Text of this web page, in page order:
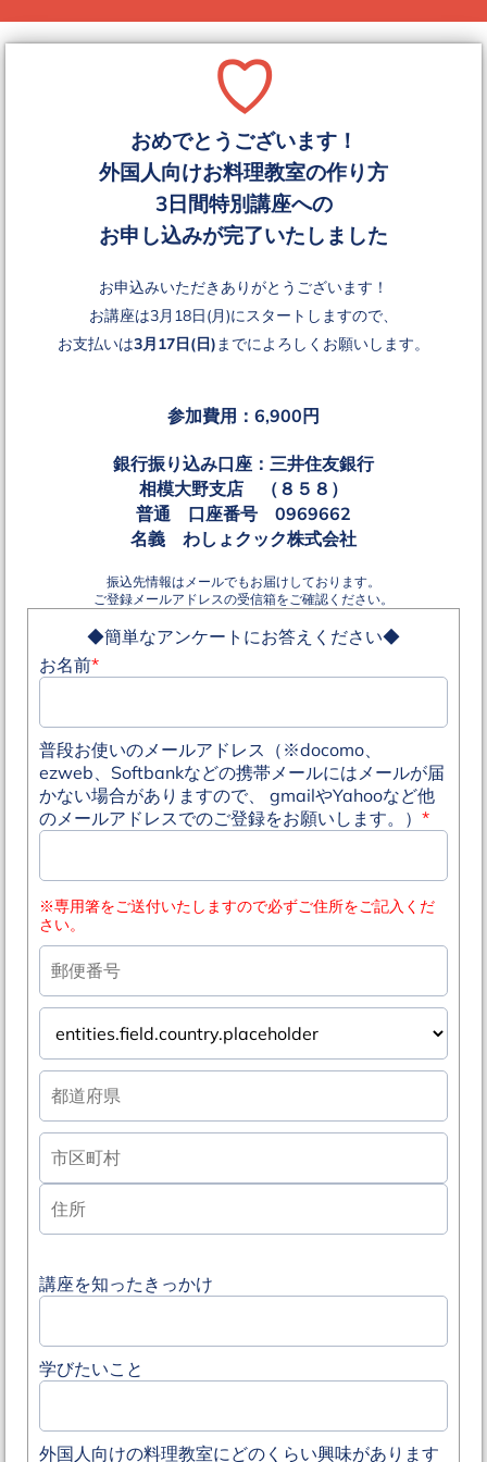
♡
おめでとうございます！
外国人向けお料理教室の作り方
3日間特別講座への
お申し込みが完了いたしました
お申込みいただきありがとうございます！
お講座は3月18日(月)にスタートしますので、
お支払いは3月17日(日)までによろしくお願いします。
参加費用：6,900円
銀行振り込み口座：三井住友銀行
相模大野支店 （８５８）
普通 口座番号 0969662
名義 わしょクック株式会社
振込先情報はメールでもお届けしております。
ご登録メールアドレスの受信箱をご確認ください。
◆簡単なアンケートにお答えください◆
お名前*
普段お使いのメールアドレス（※docomo、
ezweb、Softbankなどの携帯メールにはメールが届
かない場合がありますので、 gmailやYahooなど他
のメールアドレスでのご登録をお願いします。） *
※専用箸をご送付いたしますので必ずご住所をご記入くだ
さい。
講座を知ったきっかけ
学びたいこと
外国人向けの料理教室にどのくらい興味があります